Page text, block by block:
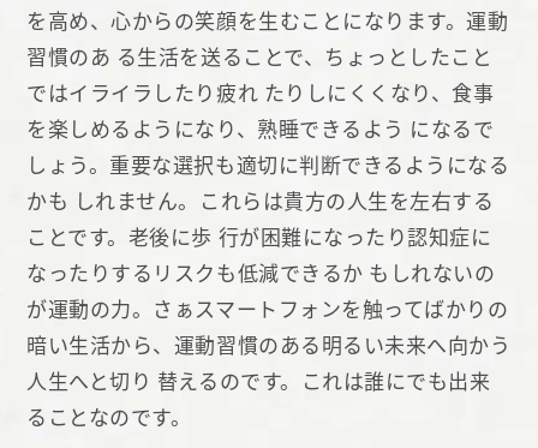
を高め、心からの笑顔を生むことになります。運動
習慣のあ る生活を送ることで、ちょっとしたこと
ではイライラしたり疲れ たりしにくくなり、食事
を楽しめるようになり、熟睡できるよう になるで
しょう。重要な選択も適切に判断できるようになる
かも しれません。これらは貴方の人生を左右する
ことです。老後に歩 行が困難になったり認知症に
なったりするリスクも低減できるか もしれないの
が運動の力。さぁスマートフォンを触ってばかりの
暗い生活から、運動習慣のある明るい未来へ向かう
人生へと切り 替えるのです。これは誰にでも出来
ることなのです。